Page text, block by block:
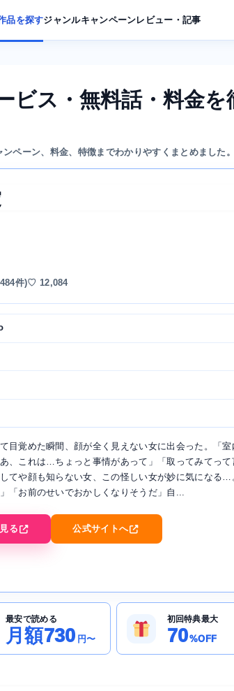
品を探すジャンルキャンペーンレビュー・記事
ビス・無料話・料金を
ペーン、料金、特徴までわかりやすくまとめました
件)♡ 12,084
目覚めた瞬間、顔が全く見えない女に出会った。「室
、これは…ちょっと事情があって」「取ってみてって
てや顔も知らない女、この怪しい女が妙に気になる…
「お前のせいでおかしくなりそうだ」自...
る 公式サイトへ
最安で読める
月額730 円〜
初回特典最大
70%OFF